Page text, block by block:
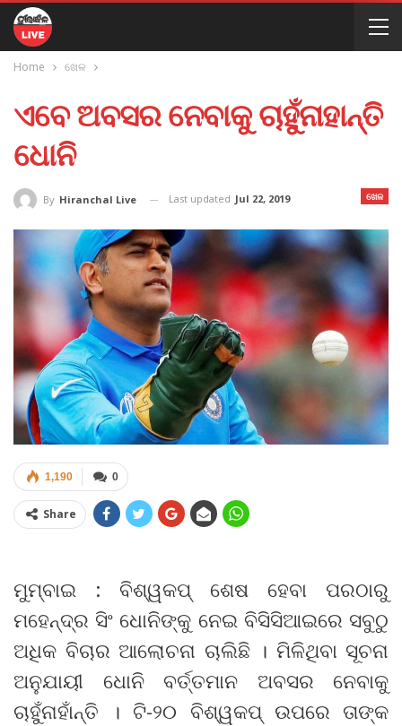
Home ଖେଳ
ଏବେ ଅବସର ନେବାକୁ ଚାହୁଁନାହାନ୍ତି
ଧୋନି
ଖେଳ
By Hiranchal Live Last updated Jul 22, 2019
0
1,190
Share
ମୁମ୍ବାଇ : ବିଶ୍ୱକପ୍ ଶେଷ ହେବା ପରଠାରୁ
ମହେନ୍ଦ୍ର ସିଂ ଧୋନିଙ୍କୁ ନେଇ ବିସିସିଆଇରେ ସବୁଠୁ
ଅଧିକ ବିଚାର ଆଲୋଚନା ଚାଲିଛି । ମିଳିଥିବା ସୂଚନା
ଅନୁଯାୟୀ ଧୋନି ବର୍ତ୍ତମାନ ଅବସର ନେବାକୁ
ଚାହୁଁନାହାଁନ୍ତି । ଟି-୨୦ ବିଶ୍ୱକପ୍ ଉପରେ ତାଙ୍କ